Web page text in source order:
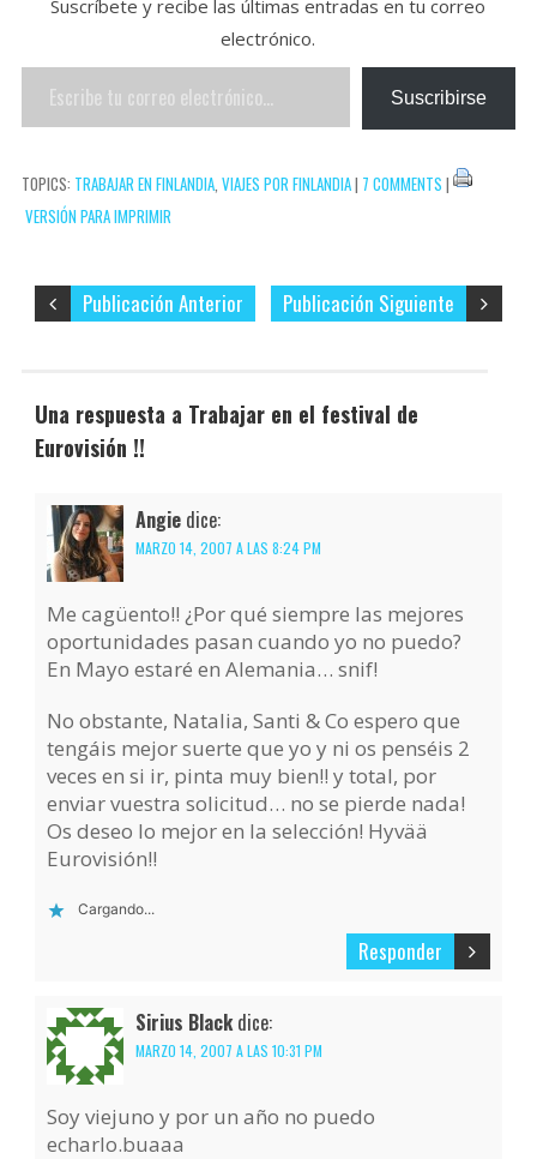
s
t
Suscríbete y recibe las últimas entradas en tu correo
electrónico.
Escribe
tu
electrónico…
Suscribirse
TOPICS: TRABAJAR EN FINLANDIA, VIAJES POR FINLANDIA| 7 COMMENTS |
VERSIÓN PARA IMPRIMIR
Publicación Siguiente
Publicación Anterior
Una respuesta a Trabajar en el festival de
Eurovisión !!
Angie dice:
MARZO 14, 2007 A LAS 8:24 PM
Me cagüento!! ¿Por qué siempre las mejores
oportunidades pasan cuando yo no puedo?
En Mayo estaré en Alemania… snif!
No obstante, Natalia, Santi & Co espero que
tengáis mejor suerte que yo y ni os penséis 2
veces en si ir, pinta muy bien!! y total, por
enviar vuestra solicitud… no se pierde nada!
Os deseo lo mejor en la selección! Hyvää
Eurovisión!!
Cargando...
Responder
Sirius Black dice:
MARZO 14, 2007 A LAS 10:31 PM
Soy viejuno y por un año no puedo
echarlo.buaaa